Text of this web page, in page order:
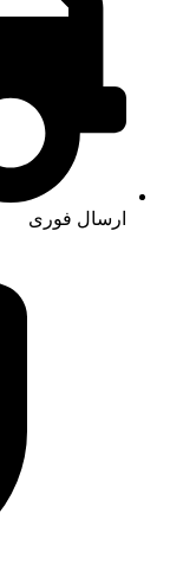
ارسال فوری